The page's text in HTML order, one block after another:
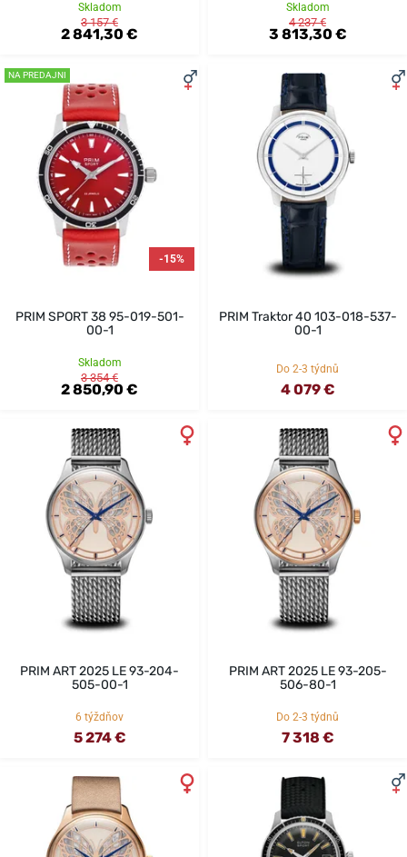
Skladom
3 157 €
2 841,30 €
Skladom
4 237 €
3 813,30 €
NA PREDAJNI
-15%
PRIM SPORT 38 95-019-501-
00-1
Skladom
3 354 €
2 850,90 €
PRIM Traktor 40 103-018-537-
00-1
Do 2-3 týdnů
4 079 €
PRIM ART 2025 LE 93-204-
505-00-1
6 týždňov
5 274 €
PRIM ART 2025 LE 93-205-
506-80-1
Do 2-3 týdnů
7 318 €